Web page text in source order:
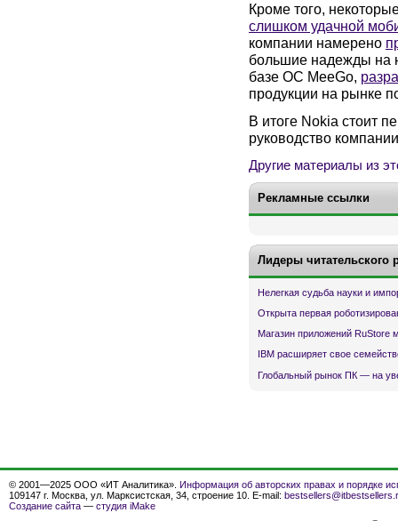
Кроме того,
слишком удачной
компании намерено
большие надежды на
базе ОС MeeGo,
продукции на рынке
В итоге Nokia стоит
руководство
Другие материалы из
Рекламные ссылки
Лидеры читательского
Нелегкая судьба науки и
Открыта первая
Магазин приложений RuStore
IBM расширяет свое
Глобальный рынок ПК — на
© 2001—2025 ООО «ИТ Аналитика». Информация об авторских правах и порядке
109147 г. Москва, ул. Марксистская, 34, строение 10. E-mail:
Создание сайта — студия iMake